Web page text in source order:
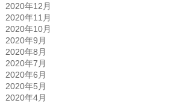
2020年12月
2020年11月
2020年10月
2020年9月
2020年8月
2020年7月
2020年6月
2020年5月
2020年4月